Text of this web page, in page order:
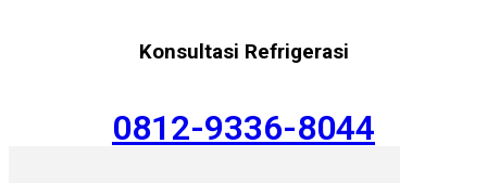
Konsultasi Refrigerasi
0812-9336-8044